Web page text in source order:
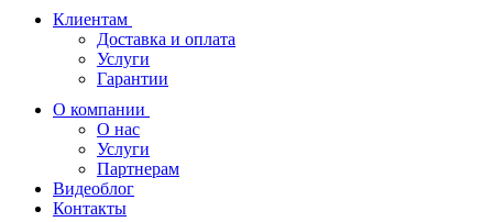
Клиентам
Доставка и оплата
Услуги
Гарантии
О компании
О нас
Услуги
Партнерам
Видеоблог
Контакты